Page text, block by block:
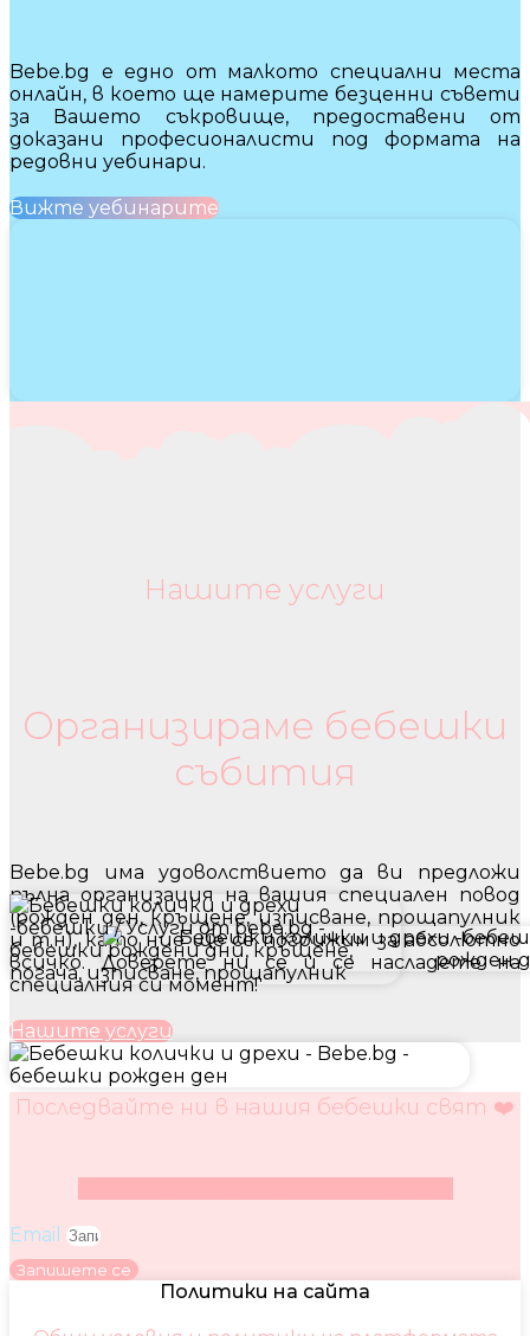
Bebe.bg е едно от малкото специални места
онлайн, в което ще намерите безценни съвети
за Вашето съкровище, предоставени от
доказани професионалисти под формата на
редовни уебинари.
Вижте уебинарите
Нашите услуги
Организираме бебешки
събития
Bebe.bg има удоволствието да ви предложи
пълна организация на вашия специален повод
(рожден ден, кръщене, изписване, прощапулник
и т.н), като ние ще се погрижим за абсолютно
всичко. Доверете ни се и се насладете на
специалния си момент!
Нашите услуги
Последвайте ни в нашия бебешки свят ❤️
Email
Запишете се
Политики на сайта